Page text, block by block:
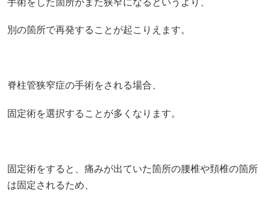
別の箇所で再発することが起こりえます。
脊柱管狭窄症の手術をされる場合、
固定術を選択することが多くなります。
固定術をすると、痛みが出ていた箇所の腰椎や頚椎の箇所
は固定されるため、